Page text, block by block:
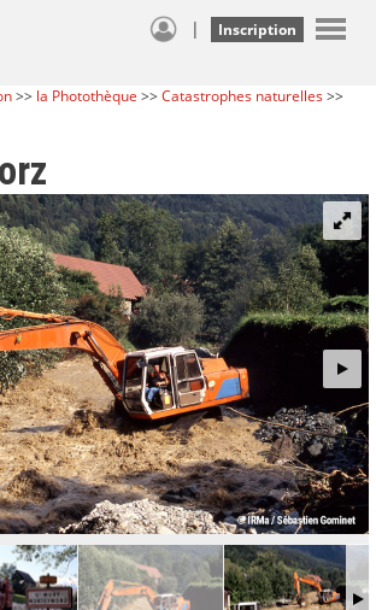
| Inscription
>> la Photothèque >>Catastrophes naturelles>>